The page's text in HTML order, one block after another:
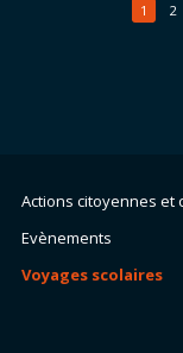
1 2
Actions citoyennes et
Evènements
Voyages scolaires